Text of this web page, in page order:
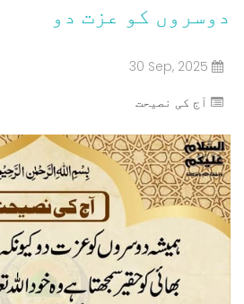
دوسروں کو عزت دو
30 Sep, 2025
آج کی نصیحت